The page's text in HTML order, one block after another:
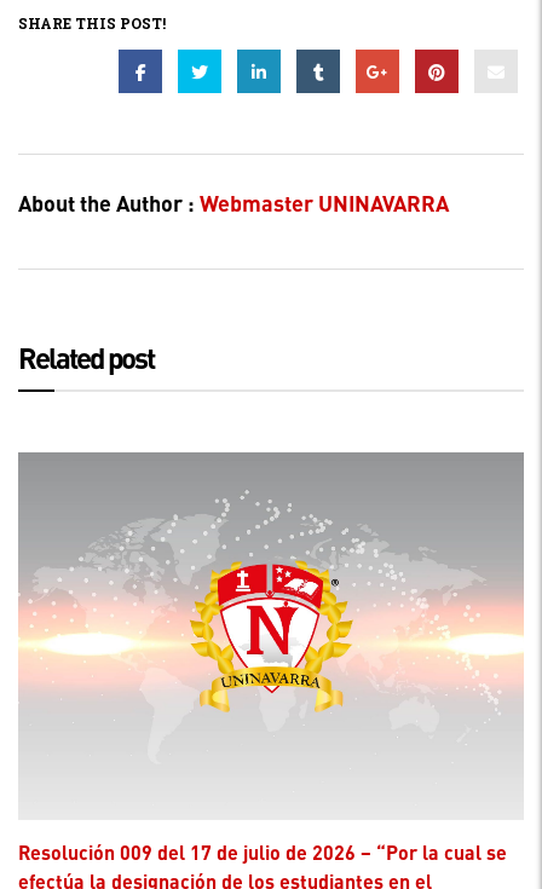
SHARE THIS POST!
About the Author : Webmaster UNINAVARRA
Related post
Resolución 009 del 17 de julio de 2026 – “Por la cual se
efectúa la designación de los estudiantes en el